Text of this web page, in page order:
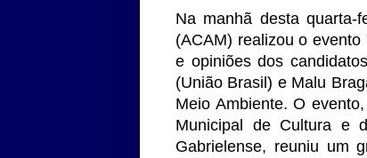
Na manhã desta quarta-
(ACAM) realizou o
e opiniões dos
(União Brasil) e Malu
Meio Ambiente. O
Municipal de Cultura e
Gabrielense, reuniu um